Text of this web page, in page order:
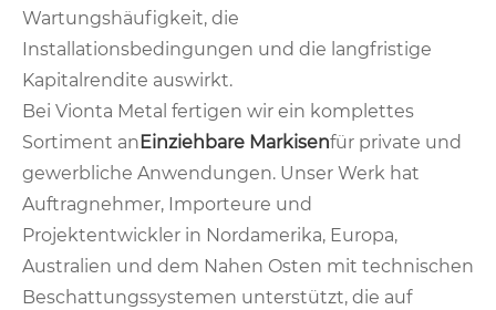
Wartungshäufigkeit, die
Installationsbedingungen und die langfristige
Kapitalrendite auswirkt.
Bei Vionta Metal fertigen wir ein komplettes
Sortiment anEinziehbare Markisenfür private und
gewerbliche Anwendungen. Unser Werk hat
Auftragnehmer, Importeure und
Projektentwickler in Nordamerika, Europa,
Australien und dem Nahen Osten mit technischen
Beschattungssystemen unterstützt, die auf